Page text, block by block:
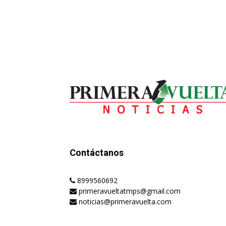
Contáctanos
8999560692
primeravueltatmps@gmail.com
noticias@primeravuelta.com